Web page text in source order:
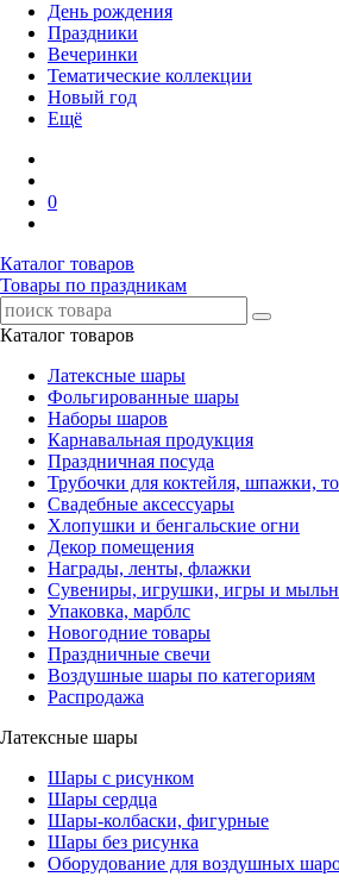
День рождения
Праздники
Вечеринки
Тематические коллекции
Новый год
Ещё
0
Каталог товаров
Товары по праздникам
Каталог товаров
Латексные шары
Фольгированные шары
Наборы шаров
Карнавальная продукция
Праздничная посуда
Трубочки для коктейля, шпажки,
Свадебные аксессуары
Хлопушки и бенгальские огни
Декор помещения
Награды, ленты, флажки
Сувениры, игрушки, игры и
Упаковка, марблс
Новогодние товары
Праздничные свечи
Воздушные шары по категориям
Распродажа
Латексные шары
Шары с рисунком
Шары сердца
Шары-колбаски, фигурные
Шары без рисунка
Оборудование для воздушных